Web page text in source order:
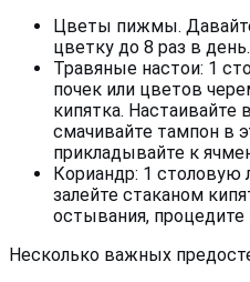
Цветы пижмы.
цветку до 8 раз в
Травяные настои: 1
почек или цветов
кипятка. Настаивайте
смачивайте тампон в
прикладывайте к
Кориандр: 1 столовую
залейте стаканом
остывания, процедите
Несколько важных